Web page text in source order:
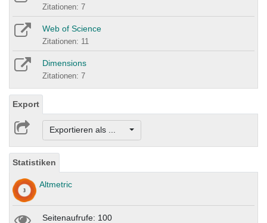
Zitationen: 7
Web of Science
Zitationen: 11
Dimensions
Zitationen: 7
Export
Exportieren als ...
Statistiken
Altmetric
Seitenaufrufe: 100